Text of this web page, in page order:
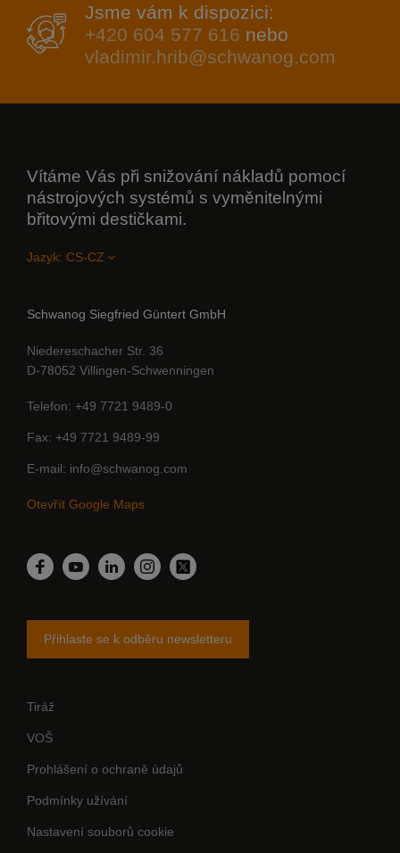
Jsme vám k dispozici:
+420 604 577 616 nebo
vladimir.hrib@schwanog.com
Vítáme Vás při snižování nákladů pomocí
nástrojových systémů s vyměnitelnými
břitovými destičkami.
Jazyk:
Schwanog Siegfried Güntert GmbH
Niedereschacher Str. 36
D-78052 Villingen-Schwenningen
Telefon +49 7721 9489-0
Fax +49 7721 9489-99
E-mail info@schwanog.com
Otevřít Google Maps
Facebook
YouTubeLinkedInInstagram
Twitter
Přihlaste se k odběru newsletteru
Tiráž
VOŠ
Prohlášení o ochraně údajů
Podmínky užívání
Nastavení souborů cookie